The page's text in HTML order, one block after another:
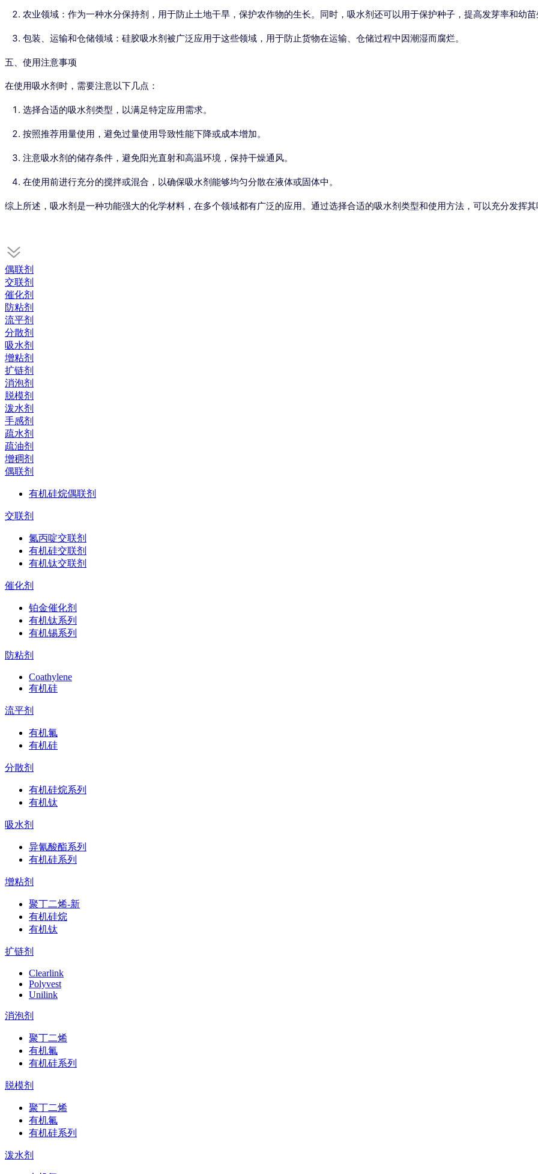
农业领域：作为一种水分保持剂，用于防止土地干旱，保护农作物的生长。同时，吸水剂还可以用于保护种子，提高发芽率和幼苗
包装、运输和仓储领域：硅胶吸水剂被广泛应用于这些领域，用于防止货物在运输、仓储过程中因潮湿而腐烂。
五、使用注意事项
在使用吸水剂时，需要注意以下几点：
选择合适的吸水剂类型，以满足特定应用需求。
按照推荐用量使用，避免过量使用导致性能下降或成本增加。
注意吸水剂的储存条件，避免阳光直射和高温环境，保持干燥通风。
在使用前进行充分的搅拌或混合，以确保吸水剂能够均匀分散在液体或固体中。
综上所述，吸水剂是一种功能强大的化学材料，在多个领域都有广泛的应用。通过选择合适的吸水剂类型和使用方法，可以充分发挥其
偶联剂
交联剂
催化剂
防粘剂
流平剂
分散剂
吸水剂
增粘剂
扩链剂
消泡剂
脱模剂
泼水剂
手感剂
疏水剂
疏油剂
增稠剂
偶联剂
有机硅烷偶联剂
交联剂
氮丙啶交联剂
有机硅交联剂
有机钛交联剂
催化剂
铂金催化剂
有机钛系列
有机锡系列
防粘剂
Coathylene
有机硅
流平剂
有机氟
有机硅
分散剂
有机硅烷系列
有机钛
吸水剂
异氰酸酯系列
有机硅系列
增粘剂
聚丁二烯-新
有机硅烷
有机钛
扩链剂
Clearlink
Polyvest
Unilink
消泡剂
聚丁二烯
有机氟
有机硅系列
脱模剂
聚丁二烯
有机氟
有机硅系列
泼水剂